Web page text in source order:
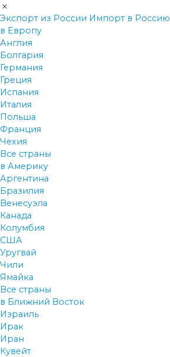
Экспорт из России Импорт в Россию
в Европу
Англия
Болгария
Германия
Греция
Испания
Италия
Польша
Франция
Чехия
Все страны
в Америку
Аргентина
Бразилия
Венесуэла
Канада
Колумбия
США
Уругвай
Чили
Ямайка
Все страны
в Ближний Восток
Израиль
Ирак
Иран
Кувейт